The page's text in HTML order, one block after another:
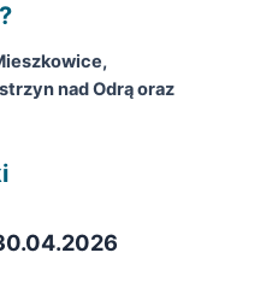
nad Odrą oraz